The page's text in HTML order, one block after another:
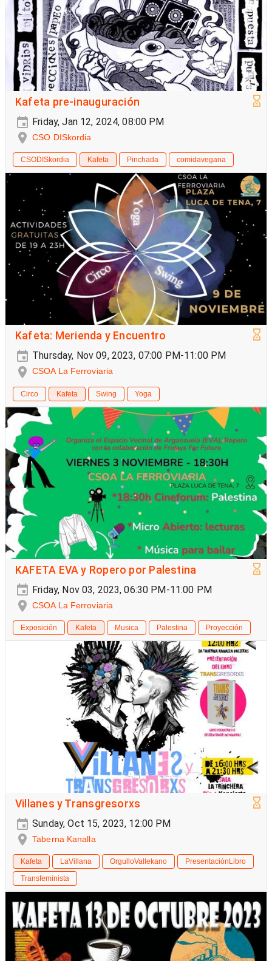
Kafeta pre-inauguración
Friday, Jan 12, 2024, 08:00 PM
CSO DISkordia
CSODISkordia Kafeta Pinchada comidavegana
Kafeta: Merienda y Encuentro
Thursday, Nov 09, 2023, 07:00 PM-11:00 PM
CSOA La Ferroviaria
Circo Kafeta Swing Yoga
KAFETA EVA y Ropero por Palestina
Friday, Nov 03, 2023, 06:30 PM-11:00 PM
CSOA La Ferroviaria
Exposición Kafeta Musica Palestina Proyección
Villanes y Transgresorxs
Sunday, Oct 15, 2023, 12:00 PM
Taberna Kanalla
Kafeta LaVillana OrgulloVallekano
PresentaciónLibro
Transfeminista